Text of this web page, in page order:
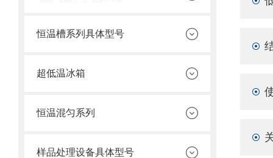
恒温槽系列具体型号
超低温冰箱
恒温混匀系列
样品处理设备具体型号